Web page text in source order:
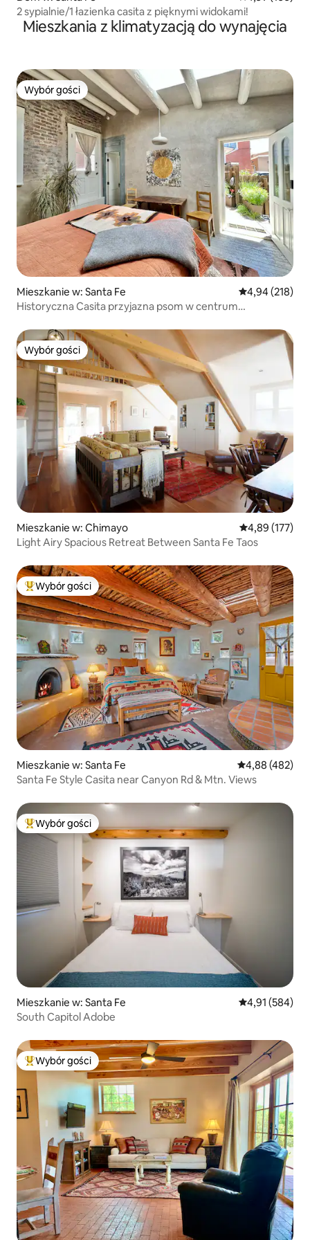
2 sypialnie/1 łazienka casita z pięknymi widokami!
Mieszkania z klimatyzacją do wynajęcia
Wybór gości
Wybór gości
Mieszkanie w: Santa Fe Średnia
4,94 (218)
Historyczna Casita przyjazna psom w centrum
Wybór gości
Wybór gości
Mieszkanie w: Chimayo Średnia
4,89 (177)
Light Airy Spacious Retreat Between Santa Fe Taos
Najpopularniejsze z kategorii Wybór gości
Wybór gości
Mieszkanie w: Santa Fe Średnia
4,88 (482)
Santa Fe Style Casita near Canyon Rd & Mtn. Views
Najpopularniejsze z kategorii Wybór gości
Wybór gości
Mieszkanie w: Santa Fe Średnia
4,91 (584)
South Capitol Adobe
Najpopularniejsze z kategorii Wybór gości
Wybór gości